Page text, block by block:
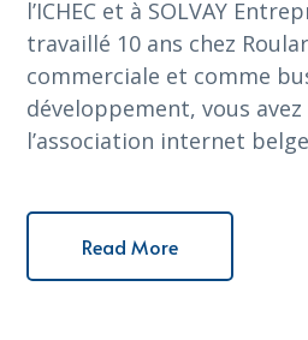
l’ICHEC et à SOLVAY
travaillé 10 ans chez
commerciale et comme
développement, vous avez
l’association internet
Read More